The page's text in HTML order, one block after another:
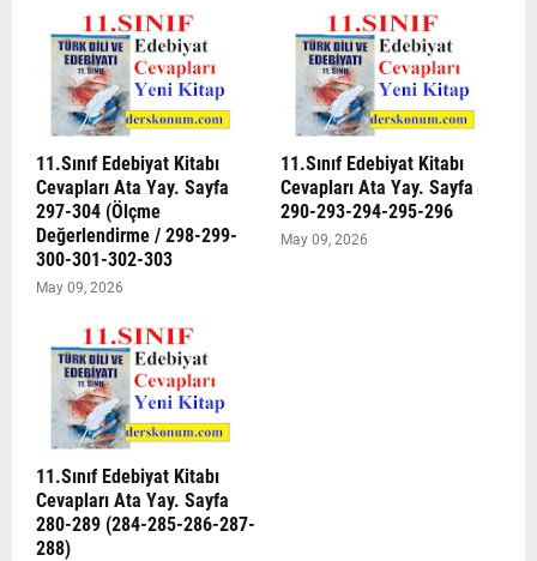
11.Sınıf Edebiyat Kitabı
Cevapları Ata Yay. Sayfa
297-304 (Ölçme
Değerlendirme / 298-299-
300-301-302-303
May 09, 2026
11.Sınıf Edebiyat Kitabı
Cevapları Ata Yay. Sayfa
290-293-294-295-296
May 09, 2026
11.Sınıf Edebiyat Kitabı
Cevapları Ata Yay. Sayfa
280-289 (284-285-286-287-
288)